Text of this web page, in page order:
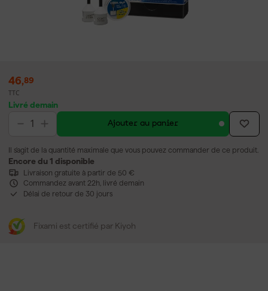
46,89
TTC
Livré demain
Ajouter au panier
Il s'agit de la quantité maximale que vous pouvez commander de ce produit.
Encore du 1 disponible
Livraison gratuite à partir de 50 €
Commandez avant 22h, livré demain
Délai de retour de 30 jours
Fixami est certifié par Kiyoh